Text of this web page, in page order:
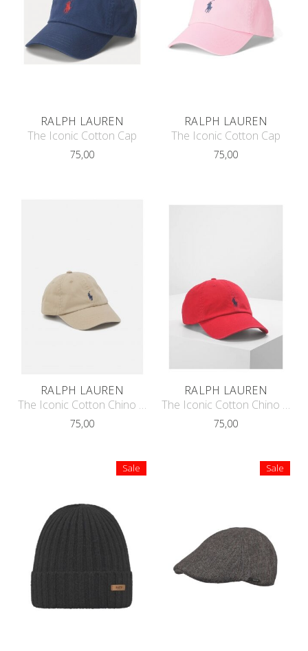
RALPH LAUREN
The Iconic Cotton Cap
75,00
RALPH LAUREN
The Iconic Cotton Cap
75,00
RALPH LAUREN
The Iconic Cotton Chino Cap
75,00
RALPH LAUREN
The Iconic Cotton Chino Cap
75,00
Sale Sale